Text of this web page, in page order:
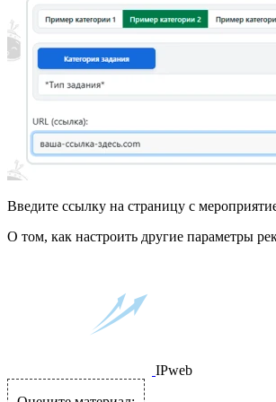
Введите ссылку на страницу с
О том, как настроить другие параметры
IPweb